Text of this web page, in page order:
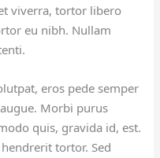
viverra, tortor libero
eu nibh. Nullam
eros pede semper
Morbi purus
quis, gravida id, est.
tortor. Sed